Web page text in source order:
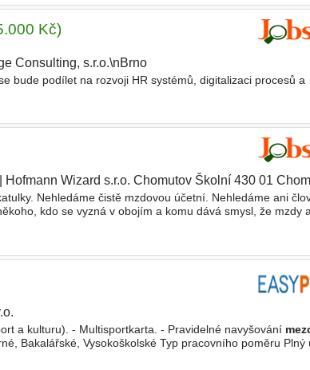
Kč)
Consulting, s.r.o.\nBrno
bude podílet na rozvoji HR systémů, digitalizaci procesů a
Hofmann Wizard s.r.o. Chomutov Školní 430 01
Nehledáme čistě mzdovou účetní. Nehledáme ani
kdo se vyzná v obojím a komu dává smysl, že mzdy
a kulturu). - Multisportkarta. - Pravidelné navyšování
Bakalářské, Vysokoškolské Typ pracovního poměru Plný